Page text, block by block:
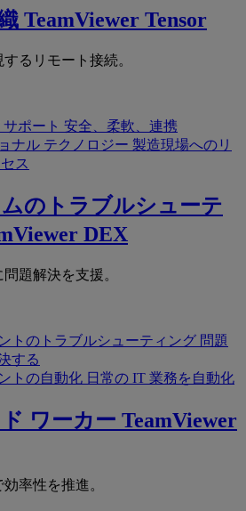
TeamViewer Tensor
るリモート接続。
ポート 安全、柔軟、連携
ナル テクノロジー 製造現場へのリ
ス
のトラブルシューテ
DEX
題解決を支援。
トのトラブルシューティング 問題
する
トの自動化 日常の IT 業務を自動化
ワーカー TeamViewer
率性を推進。